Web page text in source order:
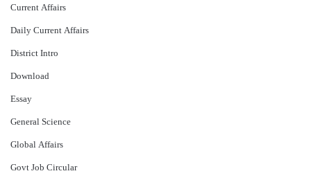
Current Affairs
Daily Current Affairs
District Intro
Download
Essay
General Science
Global Affairs
Govt Job Circular